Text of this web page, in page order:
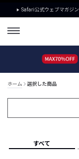
Safari公式ウェブマガジン
ホーム 選択した商品
すべて